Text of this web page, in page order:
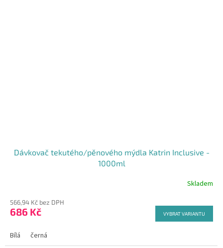
Dávkovač tekutého/pěnového mýdla Katrin Inclusive -
1000ml
produktu
je
z
Skladem
566,94 Kč bez DPH
686 Kč VYBRAT VARIANTU
Bílá černá